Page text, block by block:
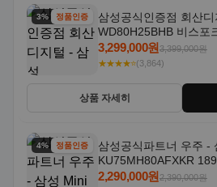
3% 할인정품인증
삼성공식인증점 회산디
WD80H25BHB 비스포
18kg 26년형 일체형 1등
3,299,000원3,399,000원
★★★★⭐(3,864)
상품 자세히
4% 할인정품인증
삼성공식파트너 우주 -
KU75MH80AFXKR
2,290,000원2,390,000원